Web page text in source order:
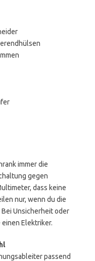
immer die
gegen
dass keine
nur, wenn du die
Unsicherheit oder
Elektriker.
passend